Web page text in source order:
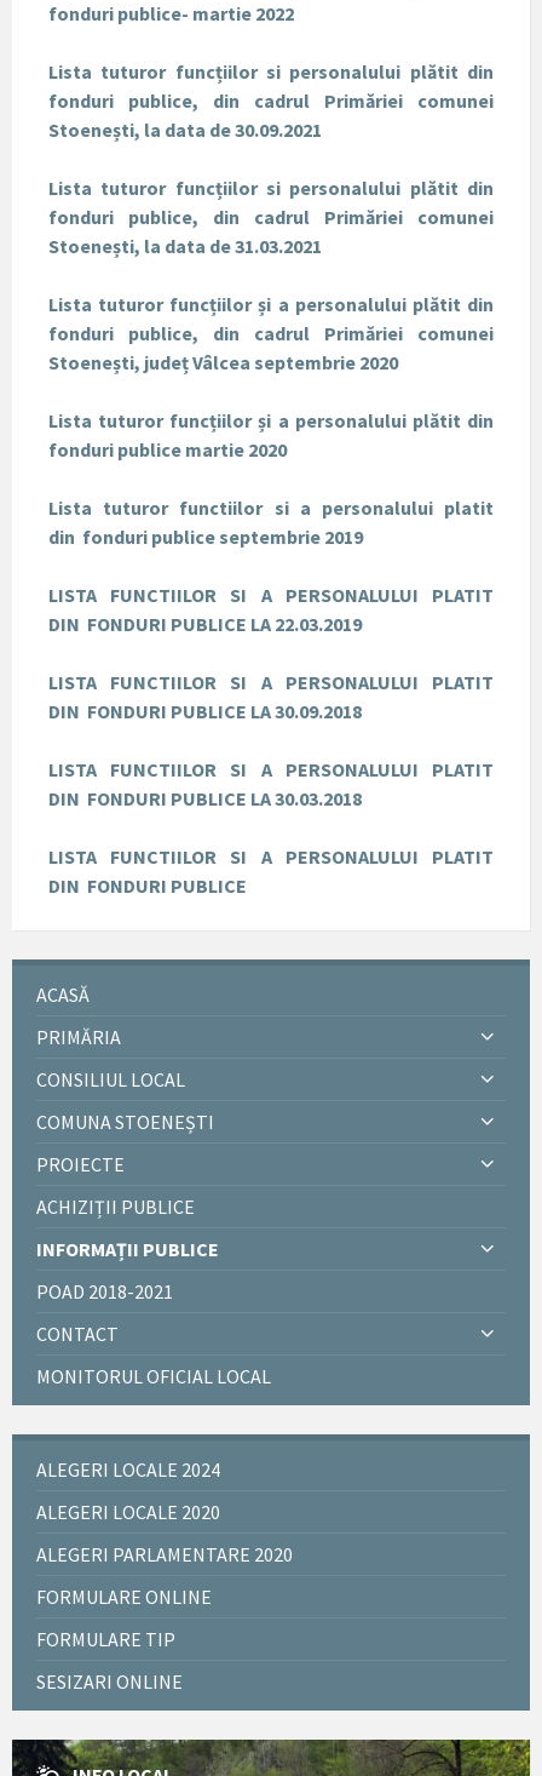
fonduri publice- martie 2022
Lista tuturor funcțiilor si personalului plătit din
fonduri publice, din cadrul Primăriei comunei
Stoenești, la data de 30.09.2021
Lista tuturor funcțiilor si personalului plătit din
fonduri publice, din cadrul Primăriei comunei
Stoenești, la data de 31.03.2021
Lista tuturor funcțiilor și a personalului plătit din
fonduri publice, din cadrul Primăriei comunei
Stoenești, județ Vâlcea septembrie 2020
Lista tuturor funcțiilor și a personalului plătit din
fonduri publice martie 2020
Lista tuturor functiilor si a personalului platit
din fonduri publice septembrie 2019
LISTA FUNCTIILOR SI A PERSONALULUI PLATIT
DIN FONDURI PUBLICE LA 22.03.2019
LISTA FUNCTIILOR SI A PERSONALULUI PLATIT
DIN FONDURI PUBLICE LA 30.09.2018
LISTA FUNCTIILOR SI A PERSONALULUI PLATIT
DIN FONDURI PUBLICE LA 30.03.2018
LISTA FUNCTIILOR SI A PERSONALULUI PLATIT
DIN FONDURI PUBLICE
ACASĂ
PRIMĂRIA
CONSILIUL LOCAL
COMUNA STOENEȘTI
PROIECTE
ACHIZIȚII PUBLICE
INFORMAȚII PUBLICE
POAD 2018-2021
CONTACT
MONITORUL OFICIAL LOCAL
ALEGERI LOCALE 2024
ALEGERI LOCALE 2020
ALEGERI PARLAMENTARE 2020
FORMULARE ONLINE
FORMULARE TIP
SESIZARI ONLINE